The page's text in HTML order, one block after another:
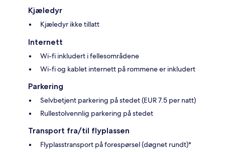
Kjæledyr
Kjæledyr ikke tillatt
Internett
Wi-fi inkludert i fellesområdene
Wi-fi og kablet internett på rommene er inkludert
Parkering
Selvbetjent parkering på stedet (EUR 7.5 per natt)
Rullestolvennlig parkering på stedet
Transport fra/til flyplassen
Flyplasstransport på forespørsel (døgnet rundt)*